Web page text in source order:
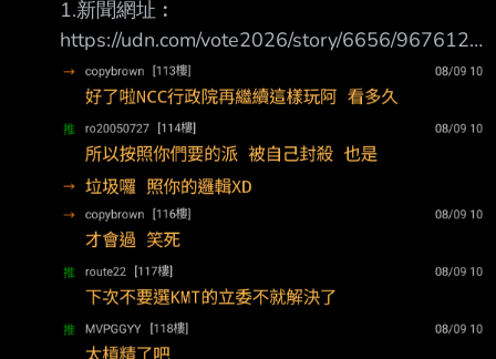
1.新聞網址︰
https://udn.com/vote2026/story/6656/9676124
2.新聞來源︰聯合 3.完整新聞標題： NCC委員
唱空城…藍委：民眾設備卡海關 政院不能手一攤
4.完整新聞內容︰ ＮＣＣ進入沒有委員的空窗
期，審核廣播電視、射頻設備等業務均停擺，民
眾、業者陳情 也湧入藍綠立委辦公室。國民黨
立委黃健豪表示，這兩天已有上市公司因要等Ｎ
ＣＣ審核 通過，設備卡在海關，行政院不能
「兩手一攤」，應盡快協調各部會處理此事。
黃健豪說，這幾天接到不少業者陳情，若設備遲
遲沒人審核，商品先